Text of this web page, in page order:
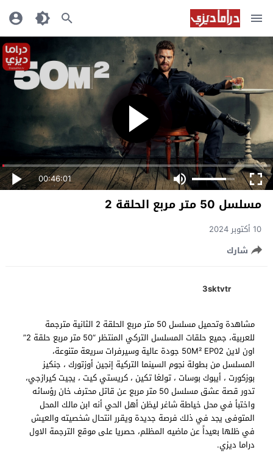
00:46:01
مسلسل 50 متر مربع الحلقة 2
10 أكتوبر 2024
شارك
3sktvtr
مشاهدة وتحميل مسلسل 50 متر مربع الحلقة 2 الثانية مترجمة
للعربية، جميع حلقات المسلسل التركي المنتظر “50 متر مربع حلقة 2”
اون لاين 50M² EP02 جودة عالية وسيرفرات سريعة متنوعة،
المسلسل من بطولة نجوم السينما التركية إنجين أوزتورك ، جنكيز
بوزكورت ، أيبوك بوسات ، تولغا تكين ، كريستي كيت ، يجيت كيرازجي،
تدور قصة عشق مسلسل 50 متر مربع عن قاتل محترف خان رؤسائه
واختبأ في محل خياطة شاغر ليظن أهل الحي أنه ابن مالك المحل
المتوفى يجد في ذلك فرصة جديدة ويقرر انتحال شخصيته والعيش
في ظلها بعيداً عن ماضيه المظلم، حصريا على موقع الترجمة الاول
دراما ديزي.